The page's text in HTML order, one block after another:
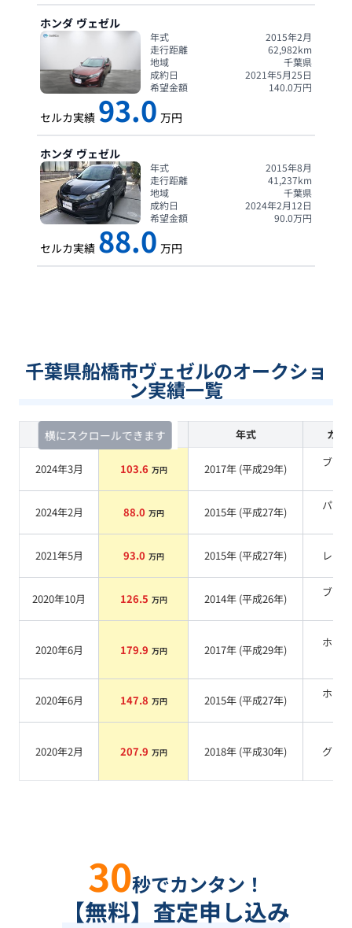
ホンダ ヴェゼル
年式
2015年2月
走行距離
62,982km
地域
千葉県
成約日
2021年5月25日
希望金額
140.0万円
セルカ実績 93.0 万円
ホンダ ヴェゼル
年式
2015年8月
走行距離
41,237km
地域
千葉県
成約日
2024年2月12日
希望金額
90.0万円
セルカ実績 88.0 万円
千葉県船橋市ヴェゼルのオークショ
ン実績一覧
横にスクロールできます
査定時期 セルカ実績 年式 カラ
2024年3月 103.6 万円 2017年 (平成29年)
ブラ
2024年2月 88.0 万円 2015年 (平成27年)
パー
2021年5月 93.0 万円 2015年 (平成27年) レッド
2020年10月 126.5 万円 2014年 (平成26年)
ブラ
2020年6月 179.9 万円 2017年 (平成29年)
ホワ
2020年6月 147.8 万円 2015年 (平成27年)
ホワ
2020年2月 207.9 万円 2018年 (平成30年) グレー
30秒でカンタン！
【無料】査定申し込み